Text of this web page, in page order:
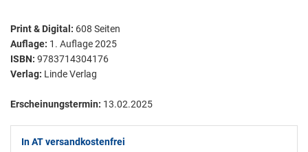
Print & Digital : 608 Seiten
Auflage: 1. Auflage 2025
ISBN: 9783714304176
Verlag: Linde Verlag
Erscheinungstermin: 13.02.2025
In AT versandkostenfrei